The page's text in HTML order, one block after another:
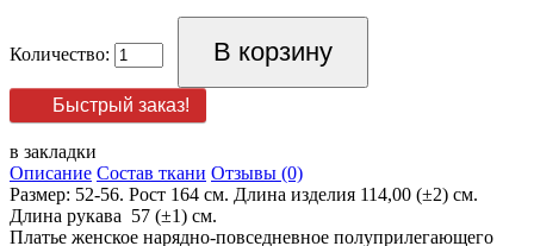
Количество:
Быстрый заказ!
в закладки
Описание Состав ткани Отзывы (0)
Размер: 52-56. Рост 164 см. Длина изделия 114,00 (±2) см.
Длина рукава 57 (±1) см.
Платье женское нарядно-повседневное полуприлегающего